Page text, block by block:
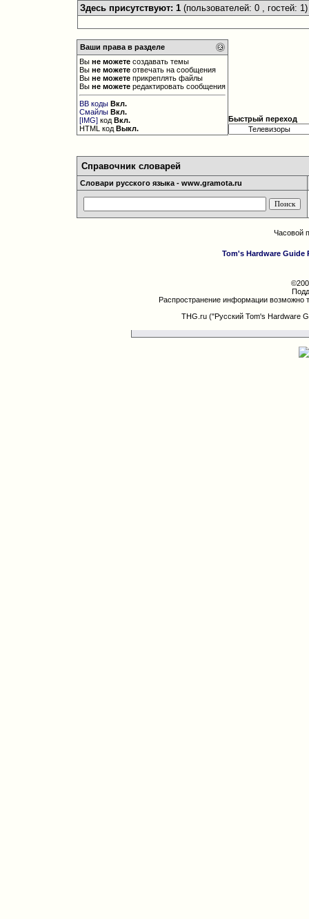
Здесь присутствуют: 1 (пользователей: 0 , гостей: 1)
Ваши права в разделе
Выне можете создавать темы
Выне можете отвечать на сообщения
Выне можете прикреплять файлы
Выне можете редактировать сообщения
BB коды Вкл.
Смайлы Вкл.
[IMG] кодВкл.
HTML кодВыкл.
Быстрый переход
Справочник словарей
Словари русского языка - www.gramota.ru
Часовой
Tom's Hardware Guide
Распространение информации возможно
THG.ru ("Русский Tom's Hardware